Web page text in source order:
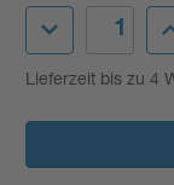
Aktueller
Lagerbestand:
Menge
von
lift2move
selective
200
-
(lang)
-
Lieferzeit bis zu 4